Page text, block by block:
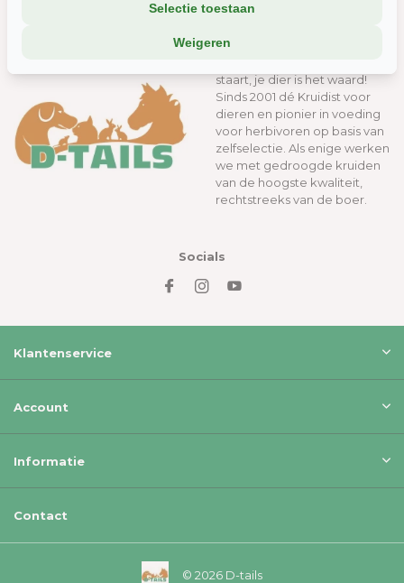
WELKOM bij D-Tails
staart, je dier is het waard!
Sinds 2001 dé Kruidist voor
dieren en pionier in voeding
voor herbivoren op basis van
zelfselectie. Als enige werken
we met gedroogde kruiden
van de hoogste kwaliteit,
rechtstreeks van de boer.
Socials
Klantenservice
Account
Informatie
Contact
© 2026 D-tails
We delen soms gegevens met partners (zoals social media en
deelt, of die ze elders van je hebben.
Wil je liever geen cookies? Dan werkt de site nog steeds, maar
misschien net iets minder soepel.
Weigeren
Selectie toestaan